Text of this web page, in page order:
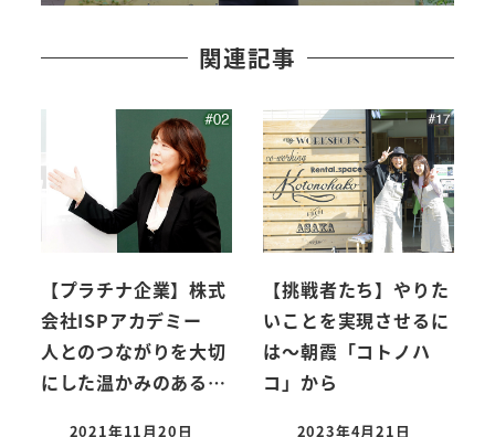
関連記事
【プラチナ企業】株式
会社ISPアカデミー
人とのつながりを大切
にした温かみのある…
2021年11月20日
【挑戦者たち】やりた
いことを実現させるに
は～朝霞「コトノハ
コ」から
2023年4月21日